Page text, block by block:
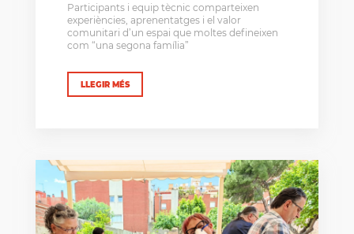
Participants i equip tècnic comparteixen
experiències, aprenentatges i el valor
comunitari d’un espai que moltes defineixen
com “una segona família”
LLEGIR MÉS